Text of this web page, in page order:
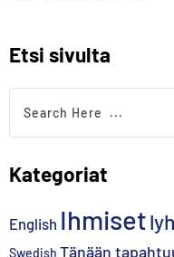
Etsi sivulta
Kategoriat
English Ihmiset
Swedish Tänään